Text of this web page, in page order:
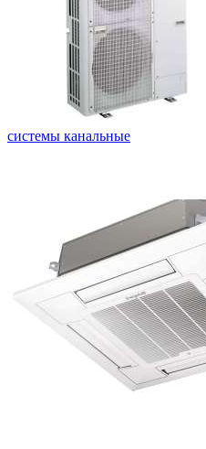
системы канальные